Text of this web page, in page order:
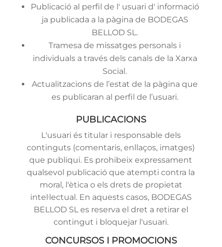
Publicació al perfil de l' usuari d' informació
ja publicada a la pàgina de BODEGAS
BELLOD SL.
Tramesa de missatges personals i
individuals a través dels canals de la Xarxa
Social.
Actualitzacions de l’estat de la pàgina que
es publicaran al perfil de l’usuari.
PUBLICACIONS
L'usuari és titular i responsable dels
continguts (comentaris, enllaços, imatges)
que publiqui. Es prohibeix expressament
qualsevol publicació que atempti contra la
moral, l'ètica o els drets de propietat
intel·lectual. En aquests casos, BODEGAS
BELLOD SL es reserva el dret a retirar el
contingut i bloquejar l'usuari.
CONCURSOS I PROMOCIONS